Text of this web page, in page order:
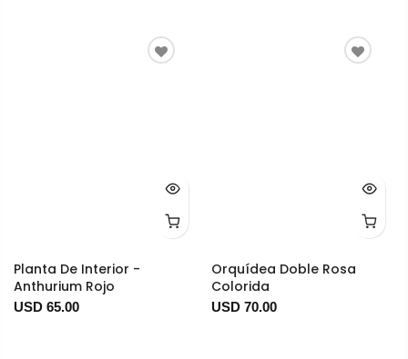
Planta De Interior -
Anthurium Rojo
USD 65.00
Orquídea Doble Rosa
Colorida
USD 70.00